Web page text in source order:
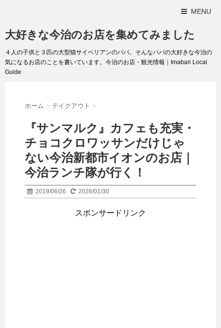
MENU
大好きな今治のお店を集めてみました
４人の子供と３匹の大型猫サイベリアンのパパ。そんなパパの大好きな今治の
気になるお店のことを書いています。今治のお店・観光情報｜Imabari Local
Guide
ホーム > テイクアウト >
『サンマルク』カフェも充実・
チョコクロワッサンだけじゃ
ない今治新都市イオンのお店｜
今治ランチ隊が行く！
2019/06/26 2026/01/30
スポンサードリンク